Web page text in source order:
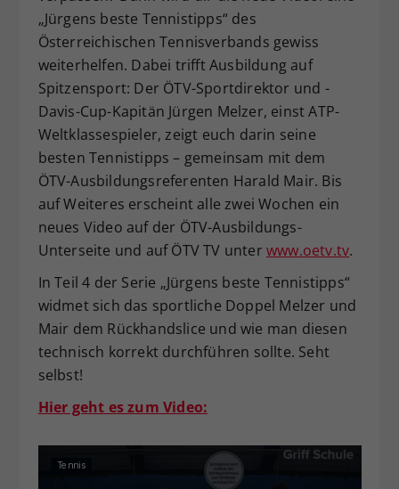
„Jürgens beste Tennistipps“ des
Österreichischen Tennisverbands gewiss
weiterhelfen. Dabei trifft Ausbildung auf
Spitzensport: Der ÖTV-Sportdirektor und -
Davis-Cup-Kapitän Jürgen Melzer, einst ATP-
Weltklassespieler, zeigt euch darin seine
besten Tennistipps – gemeinsam mit dem
ÖTV-Ausbildungsreferenten Harald Mair. Bis
auf Weiteres erscheint alle zwei Wochen ein
neues Video auf der ÖTV-Ausbildungs-
Unterseite und auf ÖTV TV unter www.oetv.tv.
In Teil 4 der Serie „Jürgens beste Tennistipps“
widmet sich das sportliche Doppel Melzer und
Mair dem Rückhandslice und wie man diesen
technisch korrekt durchführen sollte. Seht
selbst!
Hier geht es zum Video:
Zweck
Dieser Wert speichert Ihre Consent-
Einstellungen. Unter anderem eine
zufällig generierte ID, für die
historische Speicherung Ihrer
vorgenommen Einstellungen, falls der
Webseiten-Betreiber dies eingestellt
hat.